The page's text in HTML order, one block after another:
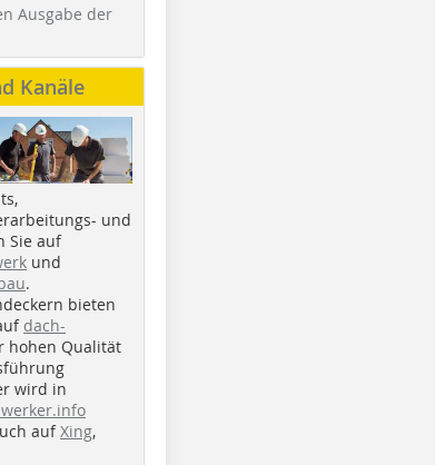
Ausgabe der
Kanäle
und
Sie auf
und
.
bieten
dach-
hohen Qualität
wird in
aufXing,